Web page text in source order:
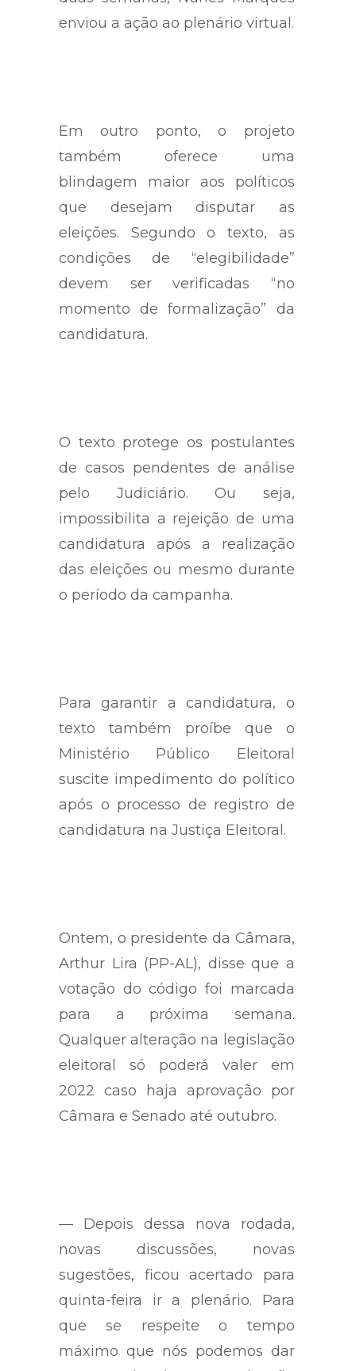
duas semanas, Nunes Marques
Em outro ponto, o projeto
também oferece uma
blindagem maior aos políticos
que desejam disputar as
eleições. Segundo o texto, as
condições de “elegibilidade”
devem ser verificadas “no
momento de formalização” da
O texto protege os postulantes
de casos pendentes de análise
pelo Judiciário. Ou seja,
impossibilita a rejeição de uma
candidatura após a realização
das eleições ou mesmo durante
Para garantir a candidatura, o
texto também proíbe que o
Ministério Público Eleitoral
suscite impedimento do político
após o processo de registro de
Ontem, o presidente da Câmara,
Arthur Lira (PP-AL), disse que a
votação do código foi marcada
para a próxima semana.
Qualquer alteração na legislação
eleitoral só poderá valer em
2022 caso haja aprovação por
— Depois dessa nova rodada,
novas discussões, novas
sugestões, ficou acertado para
quinta-feira ir a plenário. Para
que se respeite o tempo